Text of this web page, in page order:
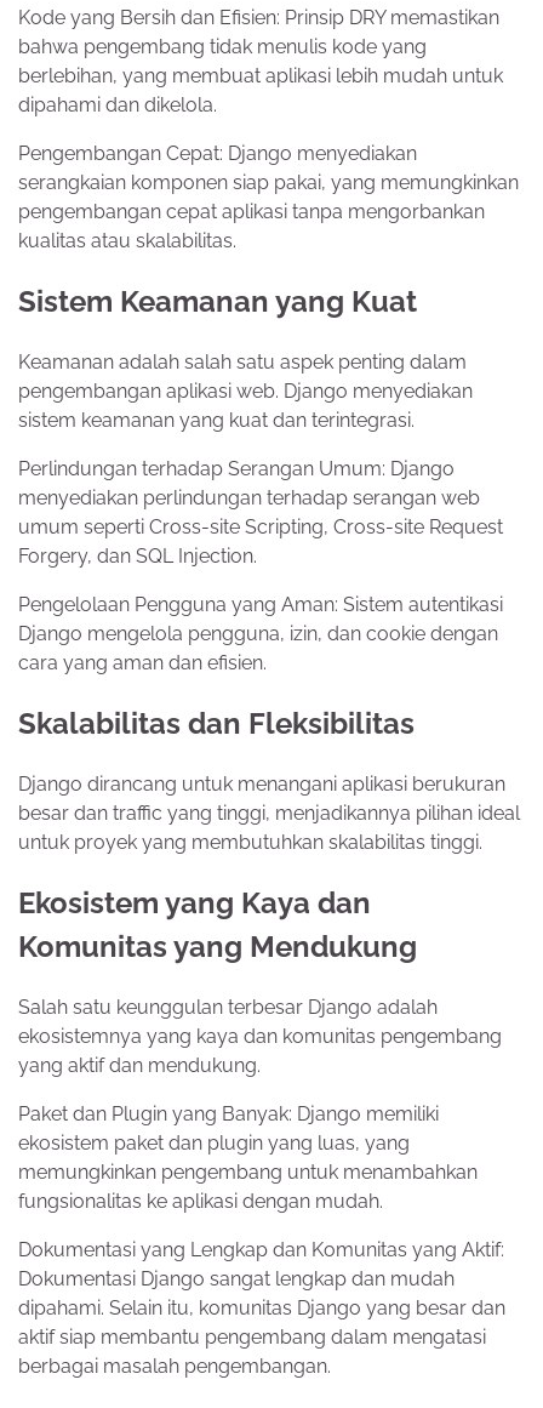
Kode yang Bersih dan Efisien: Prinsip DRY memastikan
bahwa pengembang tidak menulis kode yang
berlebihan, yang membuat aplikasi lebih mudah untuk
dipahami dan dikelola.
Pengembangan Cepat: Django menyediakan
serangkaian komponen siap pakai, yang memungkinkan
pengembangan cepat aplikasi tanpa mengorbankan
kualitas atau skalabilitas.
Sistem Keamanan yang Kuat
Keamanan adalah salah satu aspek penting dalam
pengembangan aplikasi web. Django menyediakan
sistem keamanan yang kuat dan terintegrasi.
Perlindungan terhadap Serangan Umum: Django
menyediakan perlindungan terhadap serangan web
umum seperti Cross-site Scripting, Cross-site Request
Forgery, dan SQL Injection.
Pengelolaan Pengguna yang Aman: Sistem autentikasi
Django mengelola pengguna, izin, dan cookie dengan
cara yang aman dan efisien.
Skalabilitas dan Fleksibilitas
Django dirancang untuk menangani aplikasi berukuran
besar dan traffic yang tinggi, menjadikannya pilihan ideal
untuk proyek yang membutuhkan skalabilitas tinggi.
Ekosistem yang Kaya dan
Komunitas yang Mendukung
Salah satu keunggulan terbesar Django adalah
ekosistemnya yang kaya dan komunitas pengembang
yang aktif dan mendukung.
Paket dan Plugin yang Banyak: Django memiliki
ekosistem paket dan plugin yang luas, yang
memungkinkan pengembang untuk menambahkan
fungsionalitas ke aplikasi dengan mudah.
Dokumentasi yang Lengkap dan Komunitas yang Aktif:
Dokumentasi Django sangat lengkap dan mudah
dipahami. Selain itu, komunitas Django yang besar dan
aktif siap membantu pengembang dalam mengatasi
berbagai masalah pengembangan.